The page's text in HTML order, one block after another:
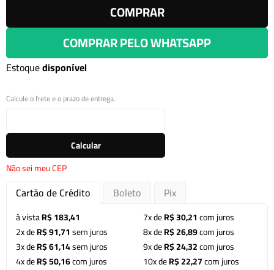
COMPRAR
COMPRAR PELO WHATSAPP
Estoquedisponível
Calcule o frete e o prazo de entrega.
Calcular
Não sei meu CEP
Cartão de Crédito Boleto Pix
à vistaR$ 183,41
2x deR$ 91,71sem juros
3x deR$ 61,14sem juros
4x deR$ 50,16com juros
7x deR$ 30,21com juros
8x deR$ 26,89com juros
9x deR$ 24,32com juros
10x deR$ 22,27com juros